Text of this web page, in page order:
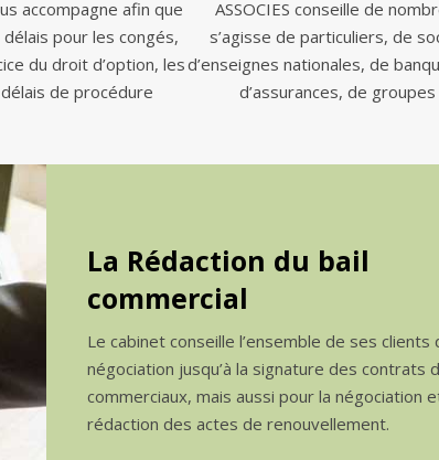
accompagne afin que
pour les congés,
du droit d’option, les
de procédure
ASSOCIES conseille de
s’agisse de particuliers, de
d’enseignes nationales, de
d’assurances, de
La Rédaction du bail
commercial
Le cabinet conseille l’ensemble de ses clients
négociation jusqu’à la signature des contrats
commerciaux, mais aussi pour la négociation
rédaction des actes de renouvellement.